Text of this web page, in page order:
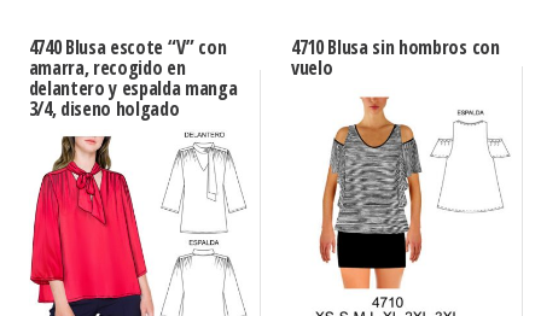
4740 Blusa escote “V” con
amarra, recogido en
delantero y espalda manga
3/4, diseno holgado
4710 Blusa sin hombros con
vuelo